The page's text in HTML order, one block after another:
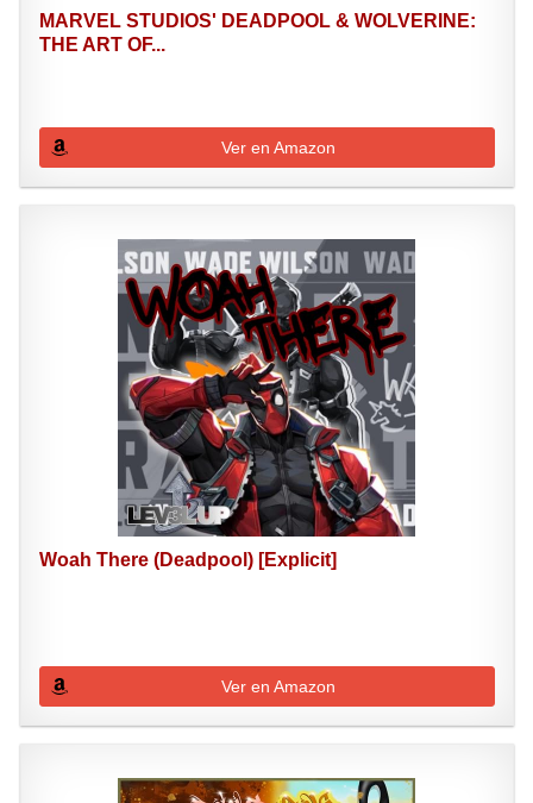
MARVEL STUDIOS' DEADPOOL & WOLVERINE:
THE ART OF...
Ver en Amazon
Woah There (Deadpool) [Explicit]
Ver en Amazon